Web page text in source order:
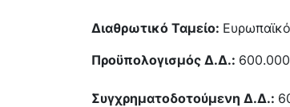
Διαθρωτικό Ταμείο:
Προϋπολογισμός Δ.Δ.:
Συγχρηματοδοτούμενη Δ.Δ.: